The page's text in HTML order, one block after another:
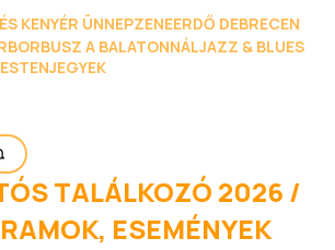
KENYÉR ÜNNEPZENEERDŐ DEBRECEN
BORBUSZ A BALATONNÁLJAZZ & BLUES
JEGYEK
TALÁLKOZÓ 2026 /
ESEMÉNYEK